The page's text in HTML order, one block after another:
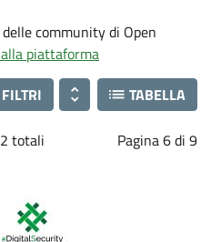
community di Open
piattaforma
FILTRI
TABELLA
totali Pagina 6 di 9